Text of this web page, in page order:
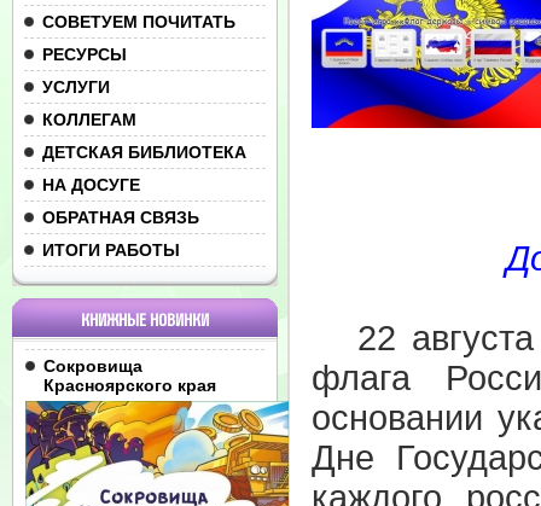
СОВЕТУЕМ ПОЧИТАТЬ
РЕСУРСЫ
УСЛУГИ
КОЛЛЕГАМ
ДЕТСКАЯ БИБЛИОТЕКА
НА ДОСУГЕ
ОБРАТНАЯ СВЯЗЬ
ИТОГИ РАБОТЫ
КНИЖНЫЕ НОВИНКИ
Сокровища
Красноярского края
22 августа
флага
основании
Дне
каждого